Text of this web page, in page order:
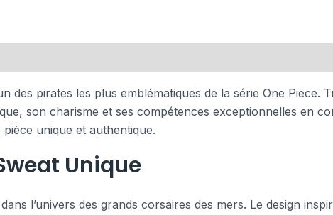
des pirates les plus emblématiques de la série One Piece.
son charisme et ses compétences exceptionnelles en
unique et authentique.
Unique
l’univers des grands corsaires des mers. Le design